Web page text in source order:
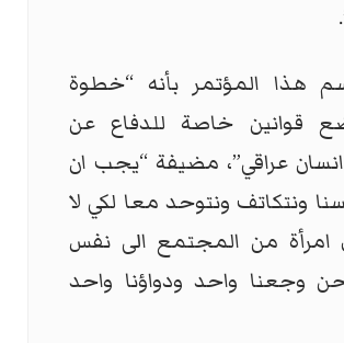
هذا المؤتمر بأنه “خطوة
قوانين خاصة للدفاع عن
عراقي”، مضيفة “يجب ان
ونتكاتف ونتوحد معا لكي لا
من المجتمع الى نفس
وجعنا واحد ودواؤنا واحد